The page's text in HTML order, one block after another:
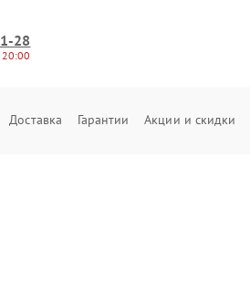
28
20:00
Доставка Гарантии Акции и скидки